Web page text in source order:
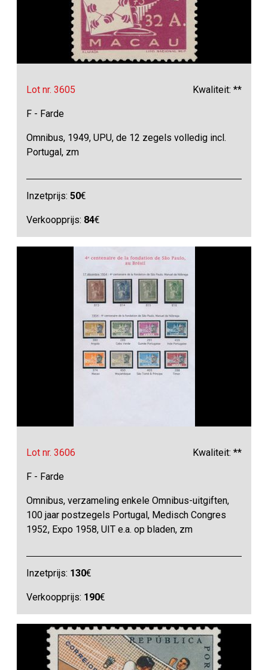
Lot nr. 3605 Kwaliteit: **
F - Farde
Omnibus, 1949, UPU, de 12 zegels volledig incl.
Portugal, zm
Inzetprijs:50€
Verkoopprijs: 84€
Lot nr. 3606 Kwaliteit: **
F - Farde
Omnibus, verzameling enkele Omnibus-uitgiften,
100 jaar postzegels Portugal, Medisch Congres
1952, Expo 1958, UIT e.a. op bladen, zm
Inzetprijs: 130€
Verkoopprijs: 190€